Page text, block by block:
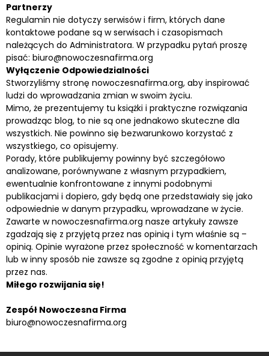
Partnerzy
Regulamin nie dotyczy serwisów i firm, których dane
kontaktowe podane są w serwisach i czasopismach
należących do Administratora. W przypadku pytań proszę
pisać: biuro@nowoczesnafirma.org
Wyłączenie Odpowiedzialności
Stworzyliśmy stronę nowoczesnafirma.org, aby inspirować
ludzi do wprowadzania zmian w swoim życiu.
Mimo, że prezentujemy tu książki i praktyczne rozwiązania
prowadząc blog, to nie są one jednakowo skuteczne dla
wszystkich. Nie powinno się bezwarunkowo korzystać z
wszystkiego, co opisujemy.
Porady, które publikujemy powinny być szczegółowo
analizowane, porównywane z własnym przypadkiem,
ewentualnie konfrontowane z innymi podobnymi
publikacjami i dopiero, gdy będą one przedstawiały się jako
odpowiednie w danym przypadku, wprowadzane w życie.
Zawarte w nowoczesnafirma.org nasze artykuły zawsze
zgadzają się z przyjętą przez nas opinią i tym właśnie są –
opinią. Opinie wyrażone przez społeczność w komentarzach
lub w inny sposób nie zawsze są zgodne z opinią przyjętą
przez nas.
Miłego rozwijania się!
Zespół Nowoczesna Firma
biuro@nowoczesnafirma.org